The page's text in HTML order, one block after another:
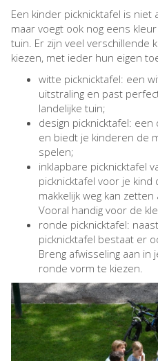
Een kinder picknicktafel is niet
maar voegt ook nog eens
tuin. Er zijn veel verschillende
kiezen, met ieder hun eigen
witte picknicktafel: een
uitstraling en past
landelijke tuin;
design picknicktafel:
en biedt je kinderen de
spelen;
inklapbare picknicktafel
picknicktafel voor je kind
makkelijk weg kan
Vooral handig voor de
ronde picknicktafel:
picknicktafel bestaat er
Breng afwisseling aan
ronde vorm te kiezen.